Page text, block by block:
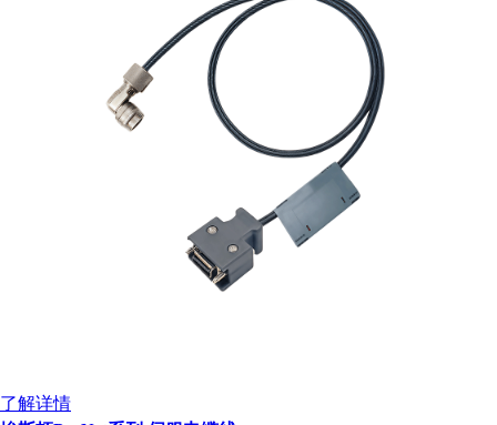
了解详情